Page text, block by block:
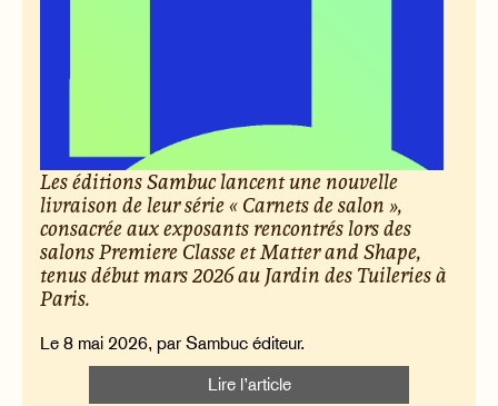
Les éditions Sambuc lancent une nouvelle
livraison de leur série « Carnets de salon »,
consacrée aux exposants rencontrés lors des
salons Premiere Classe et Matter and Shape,
tenus début mars 2026 au Jardin des Tuileries à
Paris.
Le 8 mai 2026, par Sambuc éditeur.
Lire l’article